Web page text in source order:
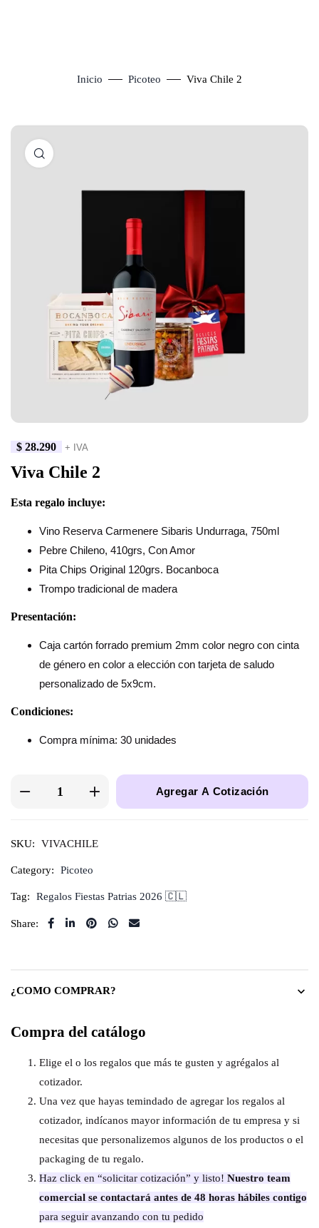
Inicio Picoteo Viva Chile 2
$ 28.290 + IVA
Viva Chile 2
Esta regalo incluye:
Vino Reserva Carmenere Sibaris Undurraga, 750ml
Pebre Chileno, 410grs, Con Amor
Pita Chips Original 120grs. Bocanboca
Trompo tradicional de madera
Presentación:
Caja cartón forrado premium 2mm color negro con cinta
de género en color a elección con tarjeta de saludo
personalizado de 5x9cm.
Condiciones:
Compra mínima: 30 unidades
Agregar A Cotización
SKU: VIVACHILE
Category: Picoteo
Tag: Regalos Fiestas Patrias 2026 🇨🇱
Share:
¿COMO COMPRAR?
Compra del catálogo
Elige el o los regalos que más te gusten y agrégalos al
cotizador.
Una vez que hayas temindado de agregar los regalos al
cotizador, indícanos mayor información de tu empresa y si
necesitas que personalizemos algunos de los productos o el
packaging de tu regalo.
Haz click en “solicitar cotización” y listo! Nuestro team
comercial se contactará antes de 48 horas hábiles contigo
para seguir avanzando con tu pedido